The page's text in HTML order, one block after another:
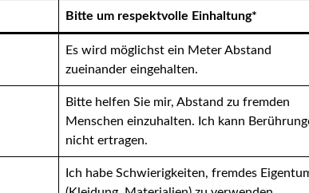
Bitte um respektvolle Einhaltung*
Es wird möglichst ein Meter Abstand
zueinander eingehalten.
Bitte helfen Sie mir, Abstand zu fremden
Menschen einzuhalten. Ich kann
nicht ertragen.
Ich habe Schwierigkeiten, fremdes